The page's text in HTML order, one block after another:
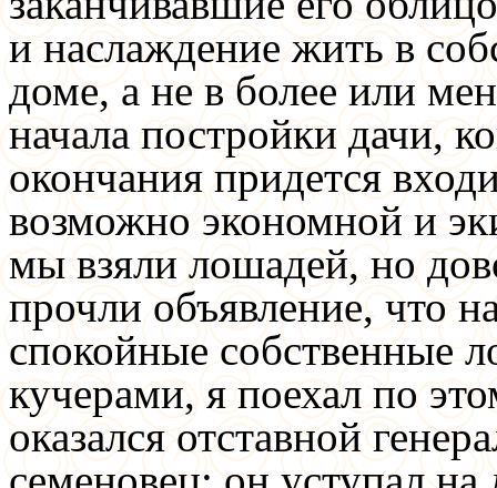
и наслаждение жить в
доме, а не в более или
начала постройки дачи,
окончания придется
возможно экономной и
мы взяли лошадей, но
прочли объявление, что
спокойные собственные
кучерами, я поехал по
оказался отставной